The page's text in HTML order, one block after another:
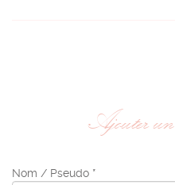
Ajouter un
Nom / Pseudo *